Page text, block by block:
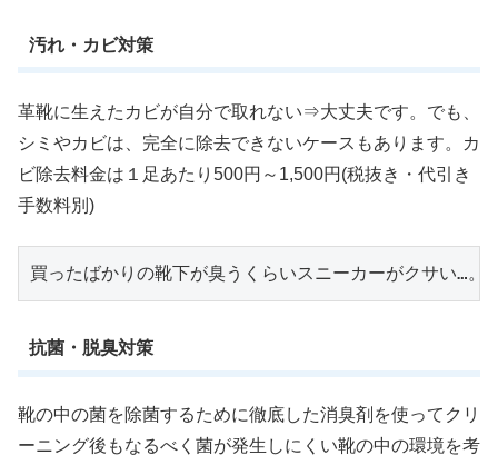
汚れ・カビ対策
革靴に生えたカビが自分で取れない⇒大丈夫です。でも、
シミやカビは、完全に除去できないケースもあります。カ
ビ除去料金は１足あたり500円～1,500円(税抜き・代引き
手数料別)
買ったばかりの靴下が臭うくらいスニーカーがクサい…。
抗菌・脱臭対策
靴の中の菌を除菌するために徹底した消臭剤を使ってクリ
ーニング後もなるべく菌が発生しにくい靴の中の環境を考